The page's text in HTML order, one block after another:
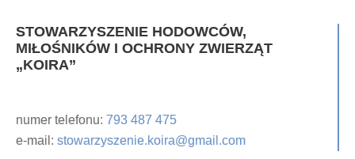
STOWARZYSZENIE HODOWCÓW,
MIŁOŚNIKÓW I OCHRONY ZWIERZĄT
„KOIRA”
numer telefonu: 793 487 475
e-mail: stowarzyszenie.koira@gmail.com